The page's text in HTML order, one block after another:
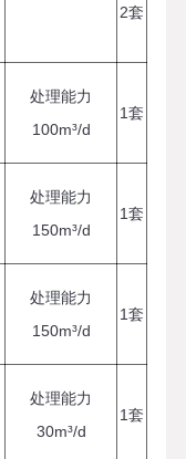
2套
处理能力
100m³/d
1套
处理能力
150m³/d
1套
处理能力
150m³/d
1套
处理能力
30m³/d
1套